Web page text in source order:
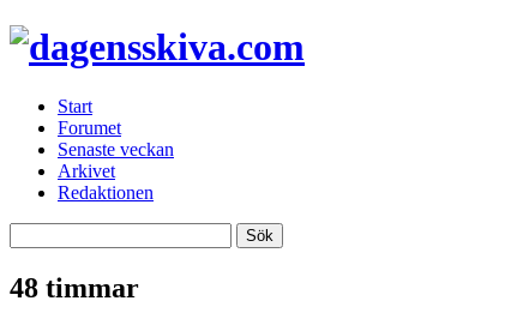
Start
Forumet
Senaste veckan
Arkivet
Redaktionen
48 timmar